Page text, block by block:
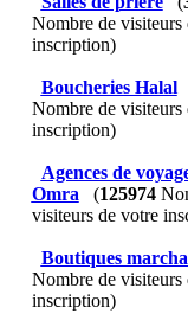
Nombre de visiteurs
inscription)
Boucheries Halal
Nombre de visiteurs
inscription)
Agences de
Omra
(125974
visiteurs de votre
Boutiques
Nombre de visiteurs
inscription)